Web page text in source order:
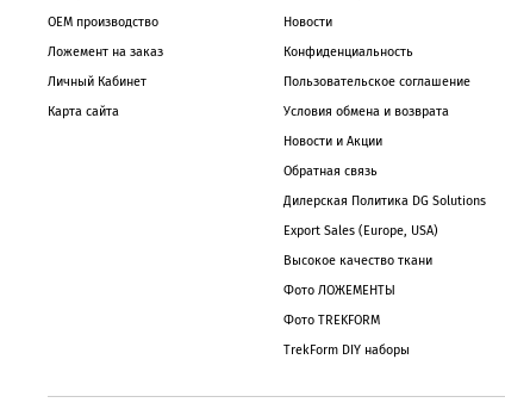
OEM производство
Ложемент на заказ
Личный Кабинет
Карта сайта
Новости
Конфиденциальность
Пользовательское соглашение
Условия обмена и возврата
Новости и Акции
Обратная связь
Дилерская Политика DG Solutions
Export Sales (Europe, USA)
Высокое качество ткани
Фото ЛОЖЕМЕНТЫ
Фото TREKFORM
TrekForm DIY наборы